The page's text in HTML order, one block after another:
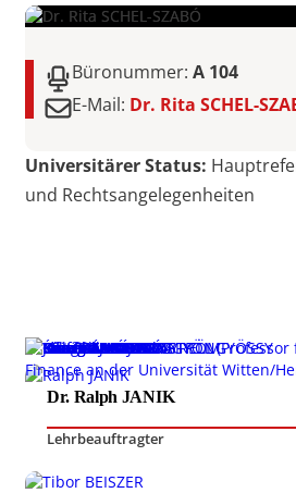
Büronummer: A 104
E-Mail: Dr. Rita SCHEL-
Universitärer Status:
und Rechtsangelegenheiten
Dr. Ralph JANIK
Lehrbeauftragter